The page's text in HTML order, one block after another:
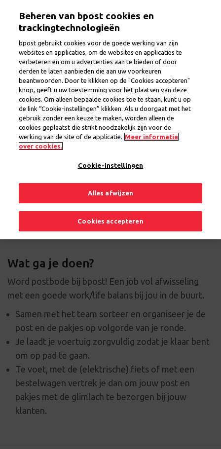
inhoud
Postbode
ProvincieHenegouwen
Regio Fleurus
Interim Contract
1 vacature
Delen
Solliciteer nu
Wat ga je doen?
Word postbode bij bpost! Een job vol afwisseling
met een goede work/life balans bij jou in de buurt.
Samen met het team sorteer en organiseer je de
post en de pakjes op volgorde van je ronde.
Je laadt je voertuig zorgvuldig zodat je klaar bent
om op pad te gaan.
Te voet, met de (elektrische) fiets of met een
bestelwagen vertrek je dan om jouw post en
pakjes met de glimlach te bezorgen bij jouw
klanten.
Beheren van bpost cookies en
trackingtechnologieën
bpost gebruikt cookies voor de goede werking van zijn
websites en applicaties, om de websites en applicaties te
verbeteren en om u advertenties aan te bieden of door
derden te laten aanbieden die aan uw voorkeuren
beantwoorden. Door te klikken op de "Cookies accepteren"
knop, geeft u uw toestemming voor het plaatsen van deze
cookies. Om alleen bepaalde cookies toe te staan, kunt u op
de link “Cookie-instellingen” klikken. Als u doorgaat met het
gebruik zonder een keuze te maken, worden alleen de
cookies geplaatst die strikt noodzakelijk zijn voor de
werking van de site of de applicatie. Meer informatie
over cookies.
Cookie-instellingen
Alles afwijzen
Cookies accepteren